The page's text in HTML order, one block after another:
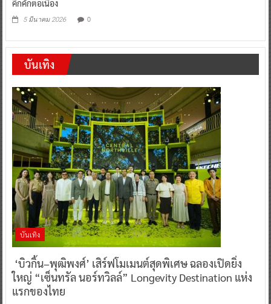
คึกคักต่อเนื่อง
5 มีนาคม 2026 0
บันเทิง
บันเทิง
‘บิวกิ้น–พุฒิพงศ์’ เสิร์ฟโมเมนต์สุดพิเศษ ฉลองเปิดยิ่ง
ใหญ่ “เซ็นทรัล นอร์ทวิลล์” Longevity Destination แห่ง
แรกของไทย